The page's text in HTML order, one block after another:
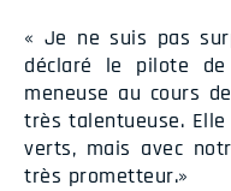
« Je ne suis pas
déclaré le pilote
meneuse au cours
très talentueuse.
verts, mais avec
très prometteur.»